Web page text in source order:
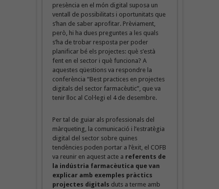
presència en el món digital suposa un
ventall de possibilitats i oportunitats que
s’han de saber aprofitar. Prèviament,
però, hi ha dues preguntes a les quals
s’ha de trobar resposta per poder
planificar bé els projectes: què s’està
fent en el sector i què funciona? A
aquestes qüestions va respondre la
conferència “Best practices en projectes
digitals del sector farmacèutic”, que va
tenir lloc al Col·legi el 4 de desembre.
Per tal de guiar als professionals del
màrqueting, la comunicació i l’estratègia
digital del sector sobre quines
tendències poden portar a l’èxit, el COFB
va reunir en aquest acte a referents de
la indústria farmacèutica que van
explicar amb exemples pràctics
projectes digitals duts a terme amb